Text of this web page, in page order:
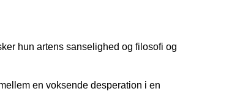
hun artens sanselighed og filosofi og
en voksende desperation i en